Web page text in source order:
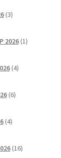
3izdelki
2026 1izdelek
4izdelki
6izdelkov
4izdelki
16izdelkov